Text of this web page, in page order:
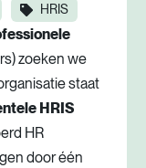
HRIS
zoeken we
staat
HRIS
HR
door één